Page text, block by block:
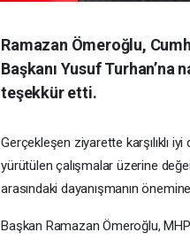
Ramazan Ömeroğlu,
Başkanı Yusuf
teşekkür etti.
Gerçekleşen ziyarette karşılıklı
yürütülen çalışmalar üzerine
arasındaki dayanışmanın
Başkan Ramazan Ömeroğlu,